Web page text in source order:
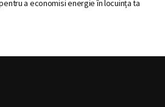
a economisi energie în locuința ta